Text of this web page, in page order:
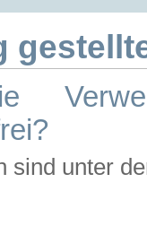
sind unter